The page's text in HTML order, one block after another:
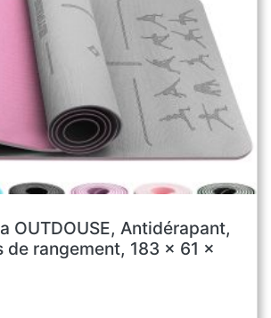
OUTDOUSE, Antidérapant,
de rangement, 183 x 61 x